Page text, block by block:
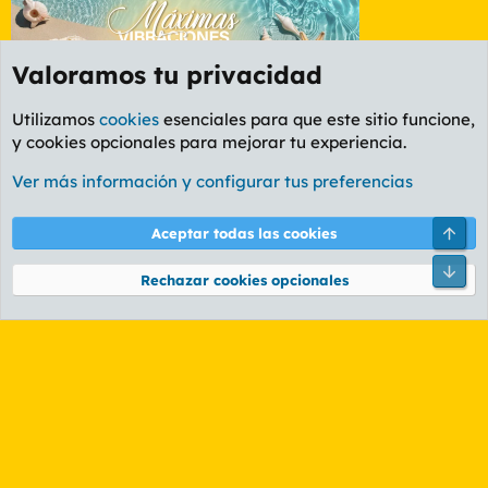
Foro General
Cookies
PL OLDSTYLE AMARILLO
Términos y reglas Política de privacidad Ayuda
Community platform by XenForo® © 2010-2026 XenForo Ltd.
Valoramos tu privacidad
Utilizamos cookies esenciales para que este sitio funcione,
y cookies opcionales para mejorar tu experiencia.
Ver más información y configurar tus preferencias
Aceptar todas las cookies
Rechazar cookies opcionales
Pie